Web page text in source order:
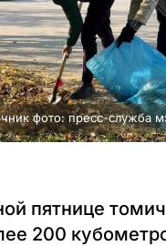
фото: пресс-служба
пятнице
200